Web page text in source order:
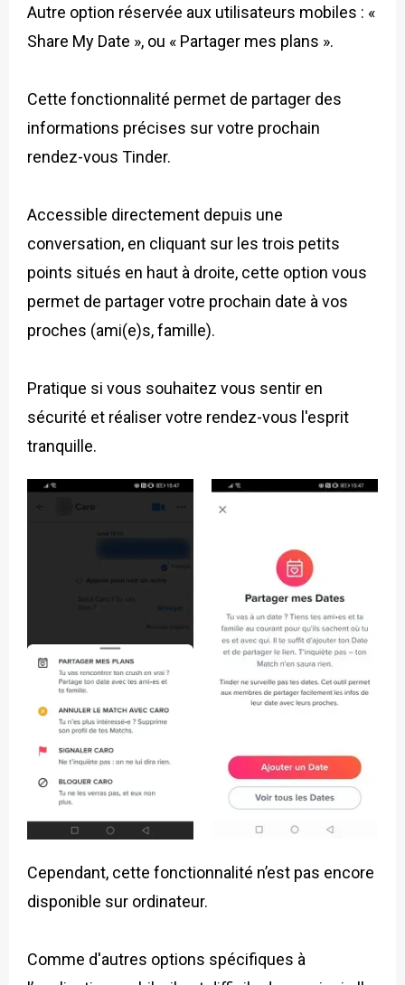
Autre option réservée aux utilisateurs mobiles : «
Share My Date », ou « Partager mes plans ».
Cette fonctionnalité permet de partager des
informations précises sur votre prochain
rendez-vous Tinder.
Accessible directement depuis une
conversation, en cliquant sur les trois petits
points situés en haut à droite, cette option vous
permet de partager votre prochain date à vos
proches (ami(e)s, famille).
Pratique si vous souhaitez vous sentir en
sécurité et réaliser votre rendez-vous l'esprit
tranquille.
Cependant, cette fonctionnalité n’est pas encore
disponible sur ordinateur.
Comme d'autres options spécifiques à